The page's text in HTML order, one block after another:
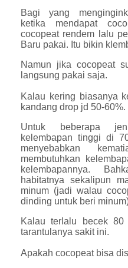
Bagi yang
ketika mendapat
cocopeat rendem lalu
Baru pakai. Itu bikin
Namun jika cocopeat
langsung pakai saja.
Kalau kering biasanya
kandang drop jd 50-60%.
Untuk beberapa
kelembapan tinggi di
menyebabkan
membutuhkan
kelembapannya.
habitatnya sekalipun
minum (jadi walau
dinding untuk beri
Kalau terlalu becek
tarantulanya sakit ini.
Apakah cocopeat bisa